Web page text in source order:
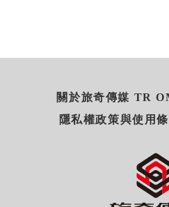
關於旅奇傳媒 TR
隱私權政策與使用